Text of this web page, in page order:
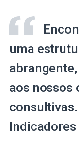
uma
aos nossos